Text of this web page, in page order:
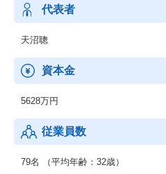
するなど他企業と提携を結び独自
これまでになかった新しいビジネ
ン賞2015」を受賞いたしました。
来的なサービス拡大に向けてさら
行って行きます。
代表者
天沼聰
資本金
5628万円
従業員数
79名 （平均年齢：32歳）